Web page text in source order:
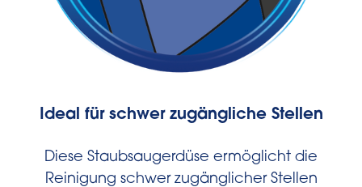
Ideal für schwer zugängliche Stellen
Diese Staubsaugerdüse ermöglicht die
Reinigung schwer zugänglicher Stellen